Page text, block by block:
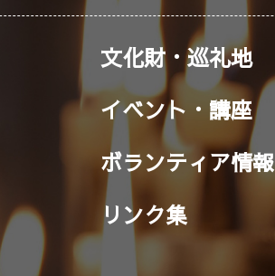
文化財・巡礼地
イベント・講座
ボランティア情報
リンク集